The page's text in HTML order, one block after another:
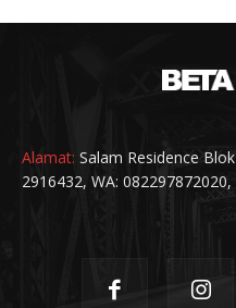
Alamat: Salam Residence
2916432, WA: